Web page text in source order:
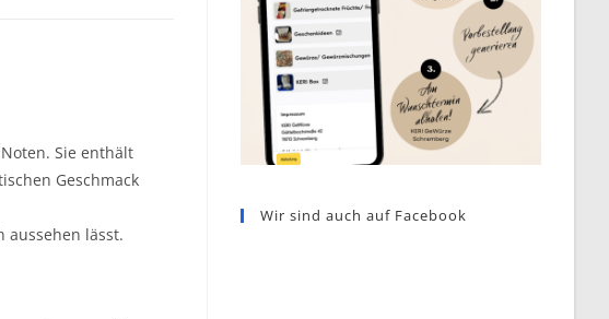
Sie enthält
Geschmack
aussehen lässt.
Wir sind auch auf Facebook